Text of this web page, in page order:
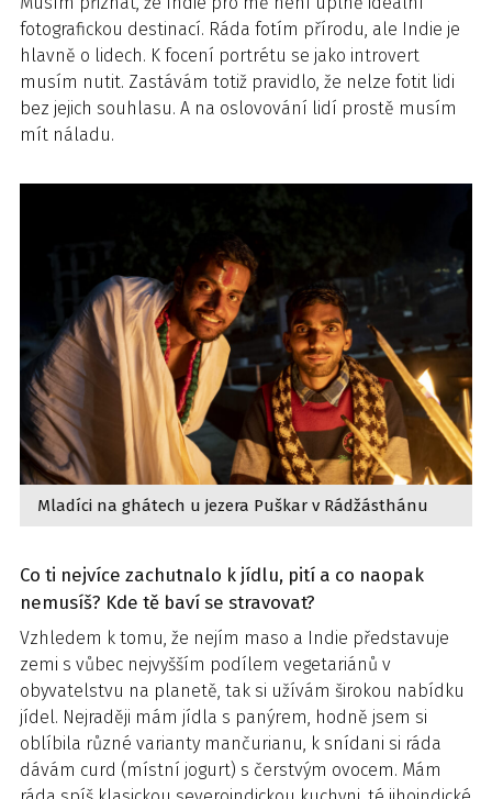
fotografickou destinací. Ráda fotím přírodu, ale Indie je
hlavně o lidech. K focení portrétu se jako introvert
musím nutit. Zastávám totiž pravidlo, že nelze fotit lidi
bez jejich souhlasu. A na oslovování lidí prostě musím
mít náladu.
Mladíci na ghátech u jezera Puškar v Rádžásthánu
Co ti nejvíce zachutnalo k jídlu, pití a co naopak
nemusíš? Kde tě baví se stravovat?
Vzhledem k tomu, že nejím maso a Indie představuje
zemi s vůbec nejvyšším podílem vegetariánů v
obyvatelstvu na planetě, tak si užívám širokou nabídku
jídel. Nejraději mám jídla s panýrem, hodně jsem si
oblíbila různé varianty mančurianu, k snídani si ráda
dávám curd (místní jogurt) s čerstvým ovocem. Mám